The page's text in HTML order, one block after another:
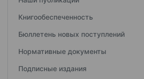
Книгообеспеченность
Бюллетень новых поступлений
Нормативные документы
Подписные издания